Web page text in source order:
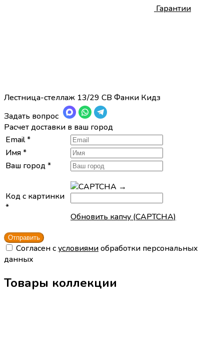
Гарантии
Лестница-стеллаж 13/29 СВ Фанки Кидз
Задать вопрос
Расчет доставки в ваш город
Email*
Имя*
Ваш город*
Код с картинки
*
→
Обновить капчу (CAPTCHA)
Cогласен сусловиямиобработки персональных
данных
Товары коллекции